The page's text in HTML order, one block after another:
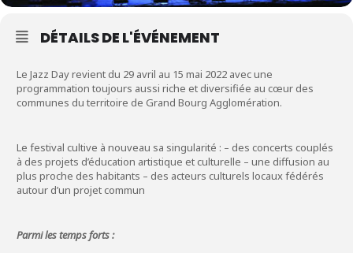
DÉTAILS DE L'ÉVÉNEMENT
Le Jazz Day revient du 29 avril au 15 mai 2022 avec une
programmation toujours aussi riche et diversifiée au cœur des
communes du territoire de Grand Bourg Agglomération.
Le festival cultive à nouveau sa singularité : – des concerts couplés
à des projets d’éducation artistique et culturelle – une diffusion au
plus proche des habitants – des acteurs culturels locaux fédérés
autour d’un projet commun
Parmi les temps forts :